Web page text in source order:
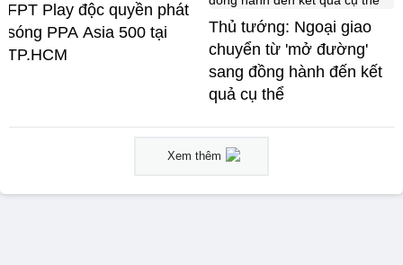
FPT Play độc quyền phát
sóng PPA Asia 500 tại
TP.HCM
Thủ tướng: Ngoại giao
chuyển từ 'mở đường'
sang đồng hành đến kết
quả cụ thể
Xem thêm